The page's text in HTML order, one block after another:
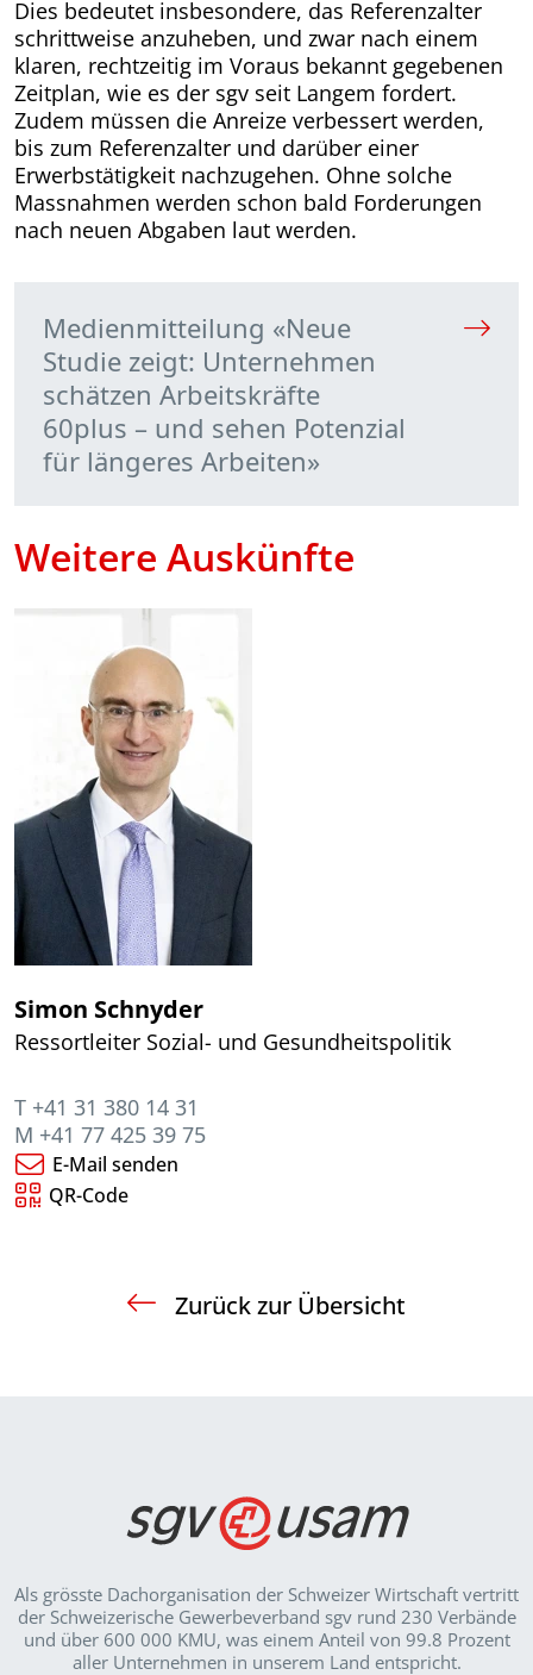
Dies bedeutet insbesondere, das Referenzalter
schrittweise anzuheben, und zwar nach einem
klaren, rechtzeitig im Voraus bekannt gegebenen
Zeitplan, wie es der sgv seit Langem fordert.
Zudem müssen die Anreize verbessert werden,
bis zum Referenzalter und darüber einer
Erwerbstätigkeit nachzugehen. Ohne solche
Massnahmen werden schon bald Forderungen
nach neuen Abgaben laut werden.
Medienmitteilung «Neue
Studie zeigt: Unternehmen
schätzen Arbeitskräfte
60plus – und sehen Potenzial
für längeres Arbeiten»
Weitere Auskünfte
Simon Schnyder
Ressortleiter Sozial- und Gesundheitspolitik
T +41 31 380 14 31
M +41 77 425 39 75
E-Mail senden
QR-Code
Zurück zur Übersicht
Als grösste Dachorganisation der Schweizer Wirt­schaft vertritt
der Schweizerische Gewerbeverband sgv rund 230 Verbände
und über 600 000 KMU, was einem Anteil von 99.8 Prozent
aller Unternehmen in unserem Land entspricht.